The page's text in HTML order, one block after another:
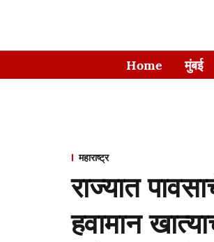
Home मुंबई
महाराष्ट्र
राज्यात
हवामान